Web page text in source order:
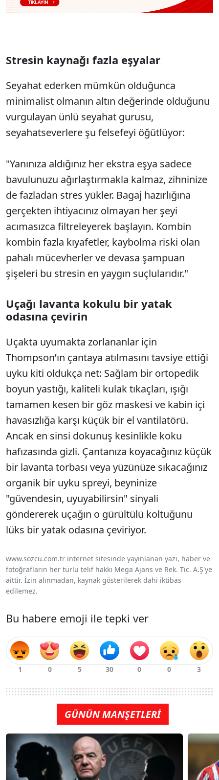
Stresin kaynağı fazla eşyalar
Seyahat ederken mümkün olduğunca
minimalist olmanın altın değerinde olduğunu
vurgulayan ünlü seyahat gurusu,
seyahatseverlere şu felsefeyi öğütlüyor:
"Yanınıza aldığınız her ekstra eşya sadece
bavulunuzu ağırlaştırmakla kalmaz, zihninize
de fazladan stres yükler. Bagaj hazırlığına
gerçekten ihtiyacınız olmayan her şeyi
acımasızca filtreleyerek başlayın. Kombin
kombin fazla kıyafetler, kaybolma riski olan
pahalı mücevherler ve devasa şampuan
şişeleri bu stresin en yaygın suçlularıdır."
Uçağı lavanta kokulu bir yatak
odasına çevirin
Uçakta uyumakta zorlananlar için
Thompson’ın çantaya atılmasını tavsiye ettiği
uyku kiti oldukça net: Sağlam bir ortopedik
boyun yastığı, kaliteli kulak tıkaçları, ışığı
tamamen kesen bir göz maskesi ve kabin içi
havasızlığa karşı küçük bir el vantilatörü.
Ancak en sinsi dokunuş kesinlikle koku
hafızasında gizli. Çantanıza koyacağınız küçük
bir lavanta torbası veya yüzünüze sıkacağınız
organik bir uyku spreyi, beyninize
"güvendesin, uyuyabilirsin" sinyali
göndererek uçağın o gürültülü koltuğunu
lüks bir yatak odasına çeviriyor.
www.sozcu.com.tr internet sitesinde yayınlanan yazı, haber ve
fotoğrafların her türlü telif hakkı Mega Ajans ve Rek. Tic. A.Ş'ye
aittir. İzin alınmadan, kaynak gösterilerek dahi iktibas
edilemez.
Bu habere emoji ile tepki ver
GÜNÜN MANŞETLERİ